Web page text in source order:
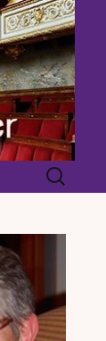
Rechercher :